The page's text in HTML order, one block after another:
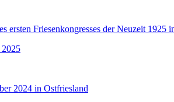
ersten Friesenkongresses der Neuzeit 1925
2024 in Ostfriesland